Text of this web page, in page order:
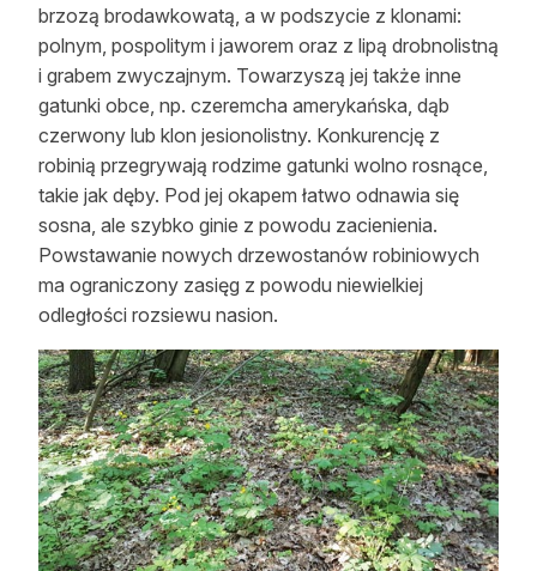
brzozą brodawkowatą, a w podszycie z klonami:
polnym, pospolitym i jaworem oraz z lipą drobnolistną
i grabem zwyczajnym. Towarzyszą jej także inne
gatunki obce, np. czeremcha amerykańska, dąb
czerwony lub klon jesionolistny. Konkurencję z
robinią przegrywają rodzime gatunki wolno rosnące,
takie jak dęby. Pod jej okapem łatwo odnawia się
sosna, ale szybko ginie z powodu zacienienia.
Powstawanie nowych drzewostanów robiniowych
ma ograniczony zasięg z powodu niewielkiej
odległości rozsiewu nasion.